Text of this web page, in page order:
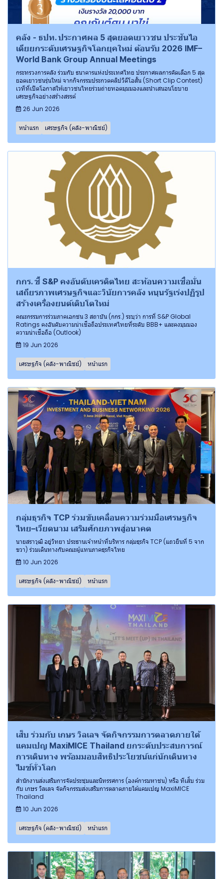
คลัง - ธปท. ประกาศผล 5 สุดยอดเยาวชน ประชันไอ
เดียยกระดับเศรษฐกิจโลกยุคใหม่ ต้อนรับ 2026 IMF–
World Bank Group Annual Meetings
กระทรวงการคลัง ร่วมกับ ธนาคารแห่งประเทศไทย ประกาศผลการคัดเลือก 5 สุด
ยอดเยาวชนรุ่นใหม่ จากกิจกรรมประกวดคลิปวิดีโอสั้น (Short Clip Contest)
เวทีที่เปิดโอกาสให้เยาวชนไทยร่วมถ่ายทอดมุมมองและนำเสนอนโยบาย
เศรษฐกิจอย่างสร้างสรรค์
26 Jun 2026
หน้าแรก เศรษฐกิจ (คลัง-พาณิชย์)
กกร. ชี้ S&P คงอันดับเครดิตไทย สะท้อนความเชื่อมั่น
เสถียรภาพเศรษฐกิจและวินัยการคลัง หนุนรัฐเร่งปฏิรูป
สร้างเครื่องยนต์เติบโตใหม่
คณะกรรมการร่วมภาคเอกชน 3 สถาบัน (กกร.) ระบุว่า การที่ S&P Global
Ratings คงอันดับความน่าเชื่อถือประเทศไทยที่ระดับ BBB+ และคงมุมมอง
ความน่าเชื่อถือ (Outlook)
19 Jun 2026
เศรษฐกิจ (คลัง-พาณิชย์) หน้าแรก
กลุ่มธุรกิจ TCP ร่วมขับเคลื่อนความร่วมมือเศรษฐกิจ
ไทย–เวียดนาม เสริมศักยภาพสู่อนาคต
นายสราวุฒิ อยู่วิทยา ประธานเจ้าหน้าที่บริหาร กลุ่มธุรกิจ TCP (แถวยืนที่ 5 จาก
ขวา) ร่วมเดินทางกับคณะผู้แทนภาคธุรกิจไทย
10 Jun 2026
เศรษฐกิจ (คลัง-พาณิชย์) หน้าแรก
เส็บ ร่วมกับ เกษร วิลเลจ จัดกิจกรรมการตลาดภายใต้
แคมเปญ MaxiMICE Thailand ยกระดับประสบการณ์
การเดินทาง พร้อมมอบสิทธิประโยชน์แก่นักเดินทาง
ไมซ์ทั่วโลก
สำนักงานส่งเสริมการจัดประชุมและนิทรรศการ (องค์การมหาชน) หรือ ทีเส็บ ร่วม
กับ เกษร วิลเลจ จัดกิจกรรมส่งเสริมการตลาดภายใต้แคมเปญ MaxiMICE
Thailand
10 Jun 2026
เศรษฐกิจ (คลัง-พาณิชย์) หน้าแรก